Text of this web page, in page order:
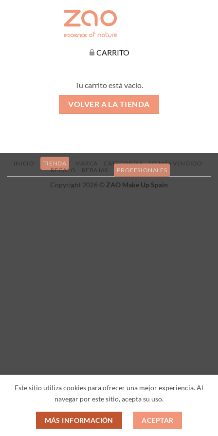
CARRITO
Tu carrito está vacío.
VOLVER A LA TIENDA
INICIO TIENDA MARCA CATEGORÍAS
LO MÁS VENDIDO
REGALO
REBAJAS PROFESIONALES
Copyright 2026 © ZAO Make Up Spain
Este sitio utiliza cookies para ofrecer una mejor experiencia. Al
navegar por este sitio, acepta su uso.
MÁS INFORMACIÓN ACEPTAR